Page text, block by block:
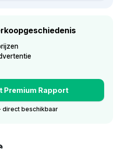
Premium Rapport
direct beschikbaar